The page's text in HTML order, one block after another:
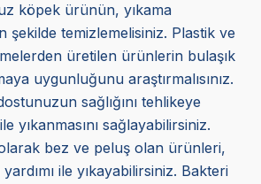
köpek ürünün, yıkama
şekilde temizlemelisiniz. Plastik ve
üretilen ürünlerin bulaşık
uygunluğunu araştırmalısınız.
sağlığını tehlikeye
yıkanmasını sağlayabilirsiniz.
bez ve peluş olan ürünleri,
ile yıkayabilirsiniz. Bakteri